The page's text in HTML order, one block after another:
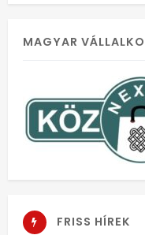
MAGYAR
FRISS HÍREK